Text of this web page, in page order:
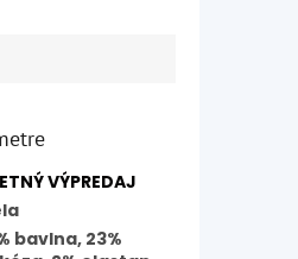
VÝPREDAJ
bavlna, 23%